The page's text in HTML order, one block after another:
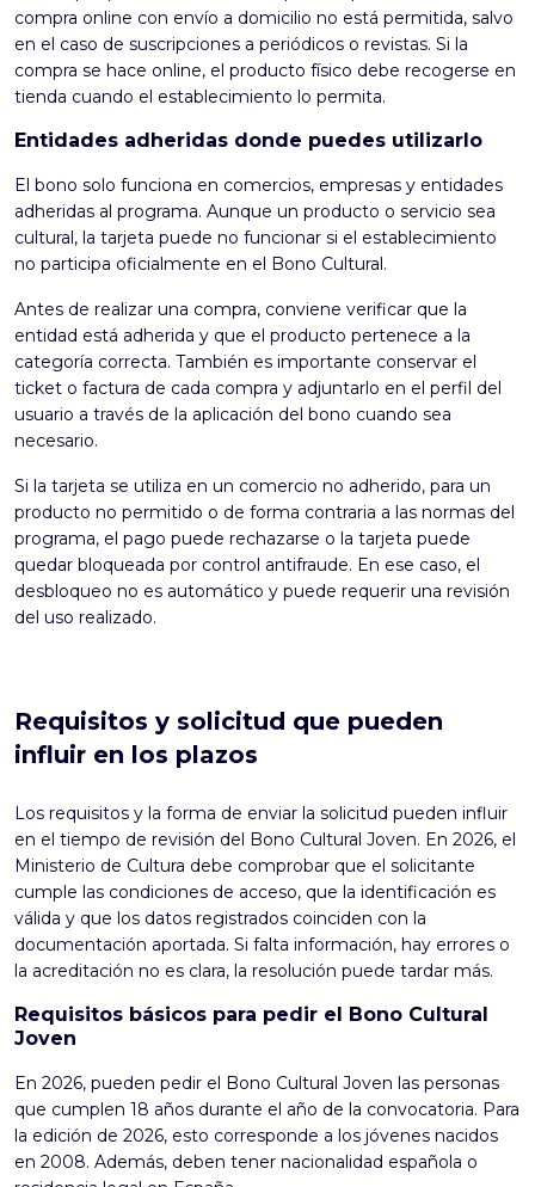
compra online con envío a domicilio no está permitida, salvo
en el caso de suscripciones a periódicos o revistas. Si la
compra se hace online, el producto físico debe recogerse en
tienda cuando el establecimiento lo permita.
Entidades adheridas donde puedes utilizarlo
El bono solo funciona en comercios, empresas y entidades
adheridas al programa. Aunque un producto o servicio sea
cultural, la tarjeta puede no funcionar si el establecimiento
no participa oficialmente en el Bono Cultural.
Antes de realizar una compra, conviene verificar que la
entidad está adherida y que el producto pertenece a la
categoría correcta. También es importante conservar el
ticket o factura de cada compra y adjuntarlo en el perfil del
usuario a través de la aplicación del bono cuando sea
necesario.
Si la tarjeta se utiliza en un comercio no adherido, para un
producto no permitido o de forma contraria a las normas del
programa, el pago puede rechazarse o la tarjeta puede
quedar bloqueada por control antifraude. En ese caso, el
desbloqueo no es automático y puede requerir una revisión
del uso realizado.
Requisitos y solicitud que pueden
influir en los plazos
Los requisitos y la forma de enviar la solicitud pueden influir
en el tiempo de revisión del Bono Cultural Joven. En 2026, el
Ministerio de Cultura debe comprobar que el solicitante
cumple las condiciones de acceso, que la identificación es
válida y que los datos registrados coinciden con la
documentación aportada. Si falta información, hay errores o
la acreditación no es clara, la resolución puede tardar más.
Requisitos básicos para pedir el Bono Cultural
Joven
En 2026, pueden pedir el Bono Cultural Joven las personas
que cumplen 18 años durante el año de la convocatoria. Para
la edición de 2026, esto corresponde a los jóvenes nacidos
en 2008. Además, deben tener nacionalidad española o